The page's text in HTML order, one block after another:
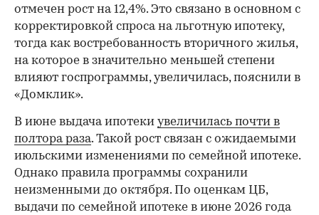
отмечен рост на 12,4%. Это связано в основном с
корректировкой спроса на льготную ипотеку,
тогда как востребованность вторичного жилья,
на которое в значительно меньшей степени
влияют госпрограммы, увеличилась, пояснили в
«Домклик».
В июне выдача ипотеки увеличилась почти в
полтора раза. Такой рост связан с ожидаемыми
июльскими изменениями по семейной ипотеке.
Однако правила программы сохранили
неизменными до октября. По оценкам ЦБ,
выдачи по семейной ипотеке в июне 2026 года